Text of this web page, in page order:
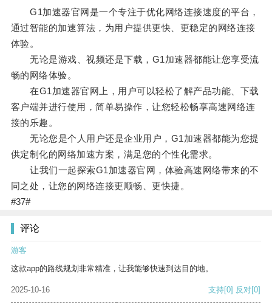
G1加速器官网是一个专注于优化网络连接速度的平台，
通过智能的加速算法，为用户提供更快、更稳定的网络连接
体验。
无论是游戏、视频还是下载，G1加速器都能让您享受流
畅的网络体验。
在G1加速器官网上，用户可以轻松了解产品功能、下载
客户端并进行使用，简单易操作，让您轻松畅享高速网络连
接的乐趣。
无论您是个人用户还是企业用户，G1加速器都能为您提
供定制化的网络加速方案，满足您的个性化需求。
让我们一起探索G1加速器官网，体验高速网络带来的不
同之处，让您的网络连接更顺畅、更快捷。
#37#
评论
游客
这款app的路线规划非常精准，让我能够快速到达目的地。
2025-10-16 支持[0] 反对[0]